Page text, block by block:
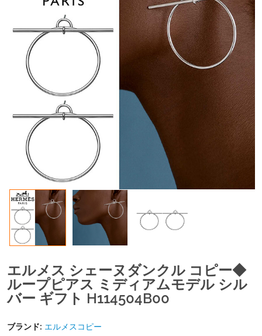
エルメス シェーヌダンクル コピー◆
ループピアス ミディアムモデル シル
バー ギフト H114504B00
ブランド: エルメスコピー